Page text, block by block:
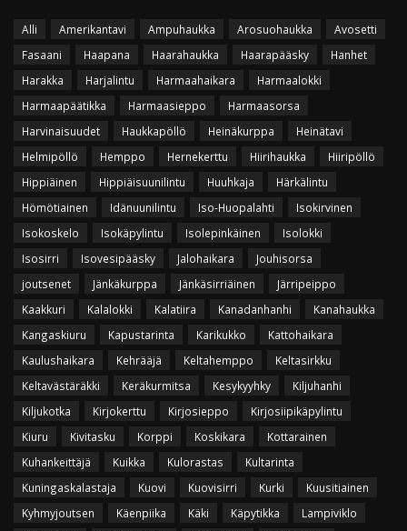
Alli Amerikantavi Ampuhaukka Arosuohaukka
Avosetti
Fasaani
Haapana Haarahaukka Haarapääsky
Hanhet
Harakka
Harjalintu Harmaahaikara
Harmaalokki
Harmaapäätikka
Harmaasieppo
Harmaasorsa
Harvinaisuudet
Haukkapöllö Heinäkurppa
Heinätavi
Helmipöllö
Hemppo Hernekerttu Hiirihaukka
Hiiripöllö
Hippiäinen
Hippiäisuunilintu Huuhkaja
Härkälintu
Hömötiainen
Idänuunilintu Iso-Huopalahti
Isokirvinen
Isokoskelo
Isokäpylintu Isolepinkäinen
Isolokki
Isosirri
Isovesipääsky Jalohaikara
Jouhisorsa
joutsenet
Jänkäkurppa Jänkäsirriäinen
Järripeippo
Kaakkuri
Kalalokki Kalatiira Kanadanhanhi
Kanahaukka
Kangaskiuru
Kapustarinta Karikukko
Kattohaikara
Kaulushaikara
Kehrääjä Keltahemppo
Keltasirkku
Keltavästäräkki
Keräkurmitsa Kesykyyhky
Kiljuhanhi
Kiljukotka
Kirjokerttu Kirjosieppo
Kirjosiipikäpylintu
Kiuru
Kivitasku Korppi Koskikara
Kottarainen
Kuhankeittäjä
Kuikka Kulorastas
Kultarinta
Kuningaskalastaja
Kuovi Kuovisirri Kurki
Kuusitiainen
Kyhmyjoutsen
Käenpiika Käki Käpytikka
Lampiviklo